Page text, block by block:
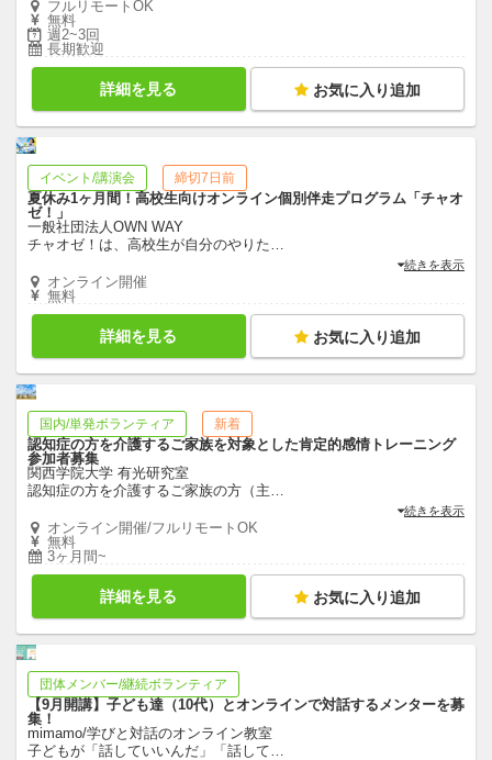
フルリモートOK
無料
週2~3回
長期歓迎
詳細を見る お気に入り追加
イベント/講演会 締切7日前
夏休み1ヶ月間！高校生向けオンライン個別伴走プログラム「チャオ
ゼ！」
一般社団法人OWN WAY
チャオゼ！は、高校生が自分のやりた
続きを表示
オンライン開催
無料
詳細を見る お気に入り追加
国内/単発ボランティア 新着
認知症の方を介護するご家族を対象とした肯定的感情トレーニング
参加者募集
関西学院大学 有光研究室
認知症の方を介護するご家族の方（主
続きを表示
オンライン開催/フルリモートOK
無料
3ヶ月間~
詳細を見る お気に入り追加
団体メンバー/継続ボランティア
【9月開講】子ども達（10代）とオンラインで対話するメンターを募
集！
mimamo/学びと対話のオンライン教室
子どもが「話していいんだ」「話して